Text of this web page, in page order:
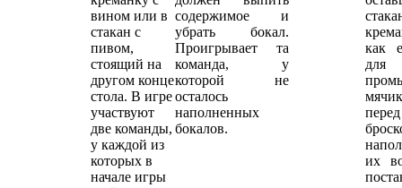
вином или в
стакан с
пивом,
стоящий на
другом конце
стола. В игре
участвуют
две команды,
у каждой из
которых в
начале игры
содержимое и
убрать бокал.
Проигрывает та
команда, у
которой не
осталось
наполненных
бокалов.
как
для
перед
их